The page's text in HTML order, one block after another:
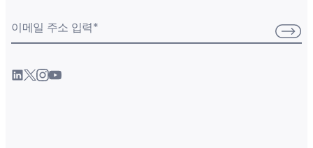
이메일 주소 입력*